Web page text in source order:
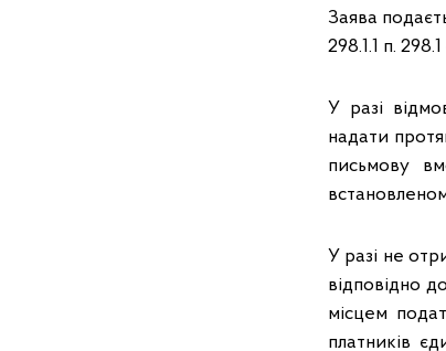
Заява
298.1.1 п.
У разі
надати
письмову
У разі не
відповідно
місцем
платників